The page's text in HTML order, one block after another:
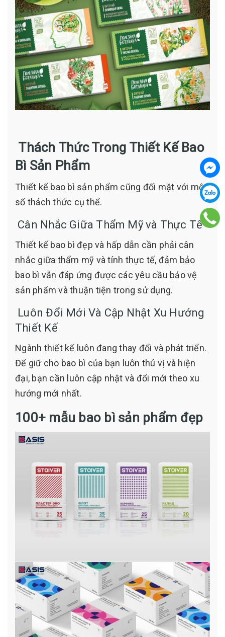
Thách Thức Trong Thiết Kế Bao
Bì Sản Phẩm
Thiết kế bao bì sản phẩm cũng đối mặt với một
số thách thức cụ thể.
Cân Nhắc Giữa Thẩm Mỹ và Thực Tế
Thiết kế bao bì đẹp và hấp dẫn cần phải cân
nhắc giữa thẩm mỹ và tính thực tế, đảm bảo
bao bì vẫn đáp ứng được các yêu cầu bảo vệ
sản phẩm và thuận tiện trong sử dụng.
Luôn Đổi Mới Và Cập Nhật Xu Hướng
Thiết Kế
Ngành thiết kế luôn đang thay đổi và phát triển.
Để giữ cho bao bì của bạn luôn thú vị và hiện
đại, bạn cần luôn cập nhật và đổi mới theo xu
hướng mới nhất.
100+ mẫu bao bì sản phẩm đẹp